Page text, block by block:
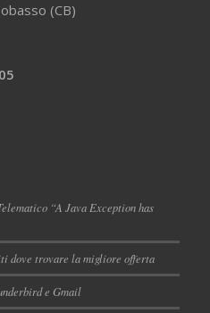
(CB)
“A Java Exception has
dove trovare la migliore offerta
e Gmail